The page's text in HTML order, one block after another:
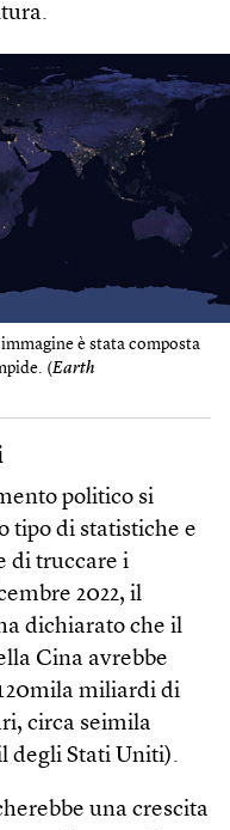
è stata composta
(Earth
politico si
tipo di statistiche e
di truccare i
2022, il
dichiarato che il
Cina avrebbe
miliardi di
circa seimila
degli Stati Uniti).
una crescita